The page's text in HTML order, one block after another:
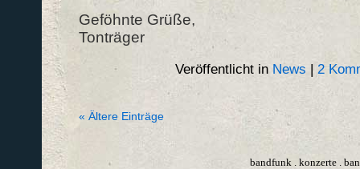
Geföhnte Grüße,
Tonträger
Veröffentlicht in News | 2
« Ältere Einträge
bandfunk. konzerte.